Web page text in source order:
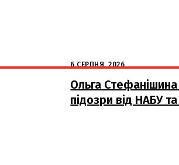
6 СЕРПНЯ, 2026
Ольга
підозри від НАБУ